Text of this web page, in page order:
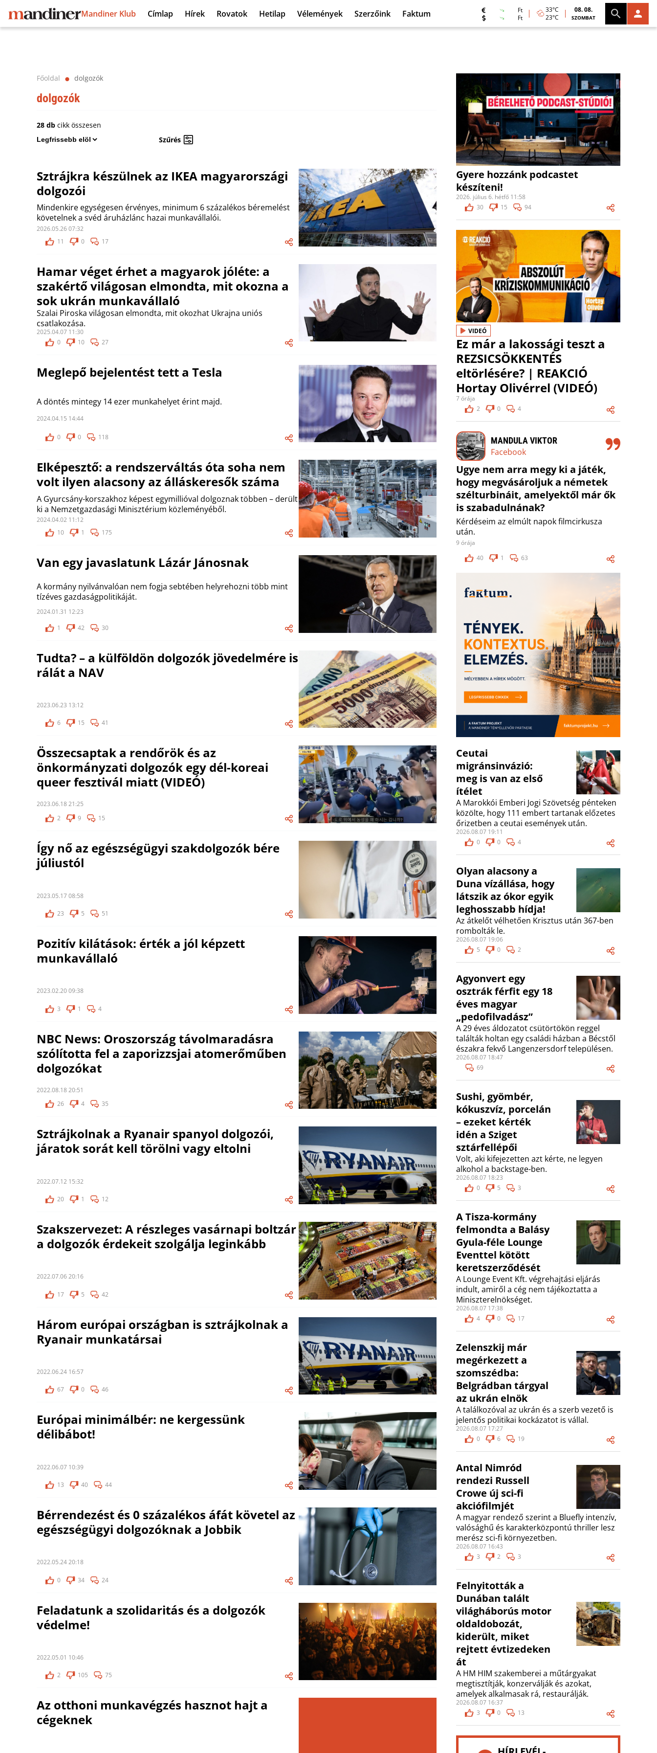
Mandiner Klub Címlap Hírek Rovatok Hetilap Vélemények Szerzőink Faktum
Ft
Ft
33°C
23°C
08. 08.
SZOMBAT
Főoldal ⬤ dolgozók
dolgozók
28 db cikk összesen
Szűrés
Sztrájkra készülnek az IKEA magyarországi
dolgozói
Mindenkire egységesen érvényes, minimum 6 százalékos béremelést
követelnek a svéd áruházlánc hazai munkavállalói.
2026.05.26 07:32
11
0 17
Hamar véget érhet a magyarok jóléte: a
szakértő világosan elmondta, mit okozna a
sok ukrán munkavállaló
Szalai Piroska világosan elmondta, mit okozhat Ukrajna uniós
csatlakozása.
2025.04.07 11:30
0
10 27
Meglepő bejelentést tett a Tesla
A döntés mintegy 14 ezer munkahelyet érint majd.
2024.04.15 14:44
0 0 118
Elképesztő: a rendszerváltás óta soha nem
volt ilyen alacsony az álláskeresők száma
A Gyurcsány-korszakhoz képest egymillióval dolgoznak többen – derült
ki a Nemzetgazdasági Minisztérium közleményéből.
2024.04.02 11:12
10
1 175
Van egy javaslatunk Lázár Jánosnak
A kormány nyilvánvalóan nem fogja sebtében helyrehozni több mint
tízéves gazdaságpolitikáját.
2024.01.31 12:23
1
42 30
Tudta? – a külföldön dolgozók jövedelmére is
rálát a NAV
2023.06.23 13:12
6 15 41
Összecsaptak a rendőrök és az
önkormányzati dolgozók egy dél-koreai
queer fesztivál miatt (VIDEÓ)
2023.06.18 21:25
2
9 15
Így nő az egészségügyi szakdolgozók bére
júliustól
2023.05.17 08:58
23 5 51
Pozitív kilátások: érték a jól képzett
munkavállaló
2023.02.20 09:38
3 1 4
NBC News: Oroszország távolmaradásra
szólította fel a zaporizzsjai atomerőműben
dolgozókat
2022.08.18 20:51
26
4 35
Sztrájkolnak a Ryanair spanyol dolgozói,
járatok sorát kell törölni vagy eltolni
2022.07.12 15:32
20 1 12
Szakszervezet: A részleges vasárnapi boltzár
a dolgozók érdekeit szolgálja leginkább
2022.07.06 20:16
17 5 42
Három európai országban is sztrájkolnak a
Ryanair munkatársai
2022.06.24 16:57
67 0 46
Európai minimálbér: ne kergessünk
délibábot!
2022.06.07 10:39
13 40 44
Bérrendezést és 0 százalékos áfát követel az
egészségügyi dolgozóknak a Jobbik
2022.05.24 20:18
0 34 24
Feladatunk a szolidaritás és a dolgozók
védelme!
2022.05.01 10:46
2 105 75
Az otthoni munkavégzés hasznot hajt a
cégeknek
Gyere hozzánk podcastet
készíteni!
2026. július 6. hétfő 11:58
30
15 94
VIDEÓ
Ez már a lakossági teszt a
REZSICSÖKKENTÉS
eltörlésére? | REAKCIÓ
Hortay Olivérrel (VIDEÓ)
7 órája
2
0 4
MANDULA VIKTOR
Facebook
Ugye nem arra megy ki a játék,
hogy megvásároljuk a németek
szélturbináit, amelyektől már ők
is szabadulnának?
Kérdéseim az elmúlt napok filmcirkusza
után.
9 órája
40
1 63
Ceutai
migránsinvázió:
meg is van az első
ítélet
A Marokkói Emberi Jogi Szövetség pénteken
közölte, hogy 111 embert tartanak előzetes
őrizetben a ceutai események után.
2026.08.07 19:11
0
0 4
Olyan alacsony a
Duna vízállása, hogy
látszik az ókor egyik
leghosszabb hídja!
Az átkelőt vélhetően Krisztus után 367-ben
rombolták le.
2026.08.07 19:06
5
0 2
Agyonvert egy
osztrák férfit egy 18
éves magyar
„pedofilvadász”
A 29 éves áldozatot csütörtökön reggel
találták holtan egy családi házban a Bécstől
északra fekvő Langenzersdorf településen.
2026.08.07 18:47
69
Sushi, gyömbér,
kókuszvíz, porcelán
– ezeket kérték
idén a Sziget
sztárfellépői
Volt, aki kifejezetten azt kérte, ne legyen
alkohol a backstage-ben.
2026.08.07 18:23
0
5 3
A Tisza-kormány
felmondta a Balásy
Gyula-féle Lounge
Eventtel kötött
keretszerződését
A Lounge Event Kft. végrehajtási eljárás
indult, amiről a cég nem tájékoztatta a
Miniszterelnökséget.
2026.08.07 17:38
4
0 17
Zelenszkij már
megérkezett a
szomszédba:
Belgrádban tárgyal
az ukrán elnök
A találkozóval az ukrán és a szerb vezető is
jelentős politikai kockázatot is vállal.
2026.08.07 17:27
0
6 19
Antal Nimród
rendezi Russell
Crowe új sci-fi
akciófilmjét
A magyar rendező szerint a Bluefly intenzív,
valósághű és karakterközpontú thriller lesz
merész sci-fi környezetben.
2026.08.07 16:43
3
2 3
Felnyitották a
Dunában talált
világháborús motor
oldaldobozát,
kiderült, miket
rejtett évtizedeken
át
A HM HIM szakemberei a műtárgyakat
megtisztítják, konzerválják és azokat,
amelyek alkalmasak rá, restaurálják.
2026.08.07 16:37
3
0 13